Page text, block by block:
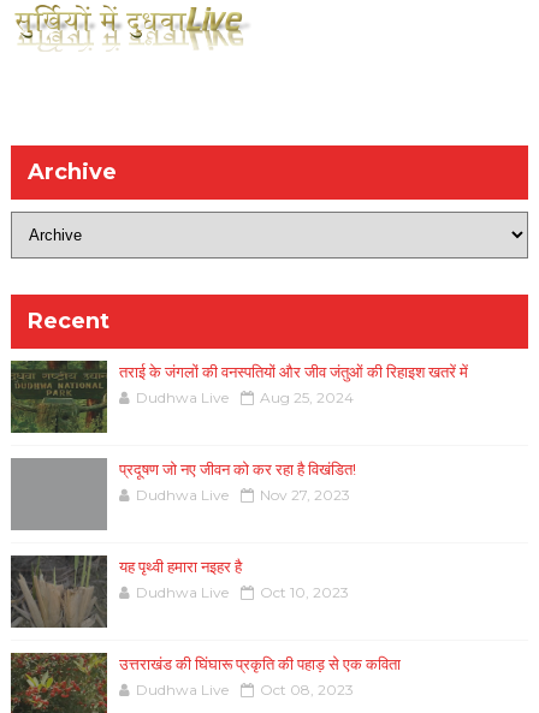
Archive
Recent
तराई के जंगलों की वनस्पतियों और जीव जंतुओं की रिहाइश खतरें में
Dudhwa Live Aug 25, 2024
प्रदूषण जो नए जीवन को कर रहा है विखंडित!
Dudhwa Live Nov 27, 2023
यह पृथ्वी हमारा नइहर है
Dudhwa Live Oct 10, 2023
उत्तराखंड की घिंघारू प्रकृति की पहाड़ से एक कविता
Dudhwa Live Oct 08, 2023